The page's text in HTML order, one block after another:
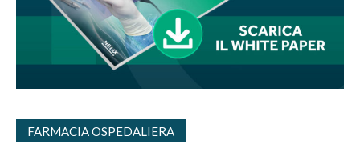
FARMACIA OSPEDALIERA